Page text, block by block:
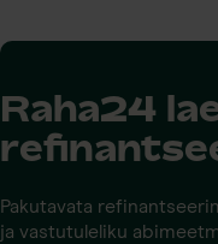
Raha24
Pakutavata
ja vastutuleliku